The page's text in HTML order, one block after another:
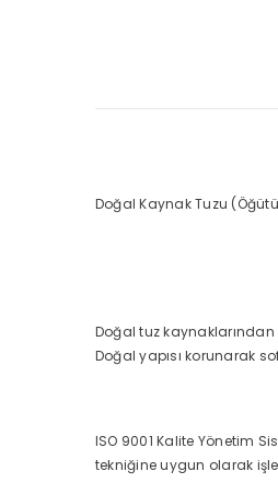
Doğal Kaynak Tuzu
Doğal tuz
Doğal yapısı korunarak
ISO 9001 Kalite Yönetim
tekniğine uygun olarak